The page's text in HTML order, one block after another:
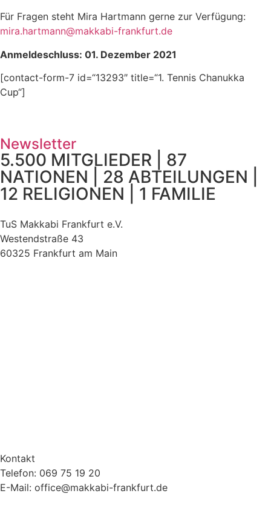
Für Fragen steht Mira Hartmann gerne zur Verfügung:
mira.hartmann@makkabi-frankfurt.de
Anmeldeschluss: 01. Dezember 2021
[contact-form-7 id=“13293″ title=“1. Tennis Chanukka
Cup“]
Newsletter
5.500 MITGLIEDER | 87
NATIONEN | 28 ABTEILUNGEN |
12 RELIGIONEN | 1 FAMILIE
TuS Makkabi Frankfurt e.V.
Westendstraße 43
60325 Frankfurt am Main
Kontakt
Telefon: 069 75 19 20
E-Mail: office@makkabi-frankfurt.de